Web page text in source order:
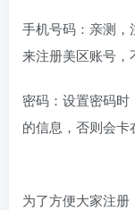
手机号码：亲测，
来注册美区账号，
密码：设置密码
的信息，否则会卡
为了方便大家注